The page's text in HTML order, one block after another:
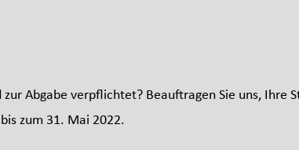
Abgabe verpflichtet? Beauftragen Sie uns, Ihre
zum 31. Mai 2022.